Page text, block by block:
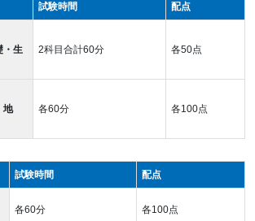
試験時間 配点
・生
2科目合計60分 各50点
地
各60分 各100点
試験時間 配点
各60分 各100点